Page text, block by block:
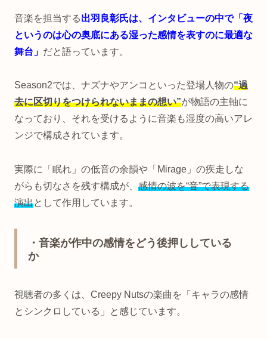
音楽を担当する出羽良彰氏は、インタビューの中で「夜
というのは心の奥底にある湿った感情を表すのに最適な
舞台」 だと語っています。
Season2では、ナズナやアンコといった登場人物の“過
去に区切りをつけられないままの想い”が物語の主軸に
なっており、それを受けるように音楽も湿度の高いアレ
ンジで構成されています。
実際に「眠れ」の低音の余韻や「Mirage」の疾走しな
がらも切なさを残す構成が、 感情の波を“音”で表現する
演出として作用しています。
・音楽が作中の感情をどう後押ししている
か
視聴者の多くは、Creepy Nutsの楽曲を「キャラの感情
とシンクロしている」と感じています。